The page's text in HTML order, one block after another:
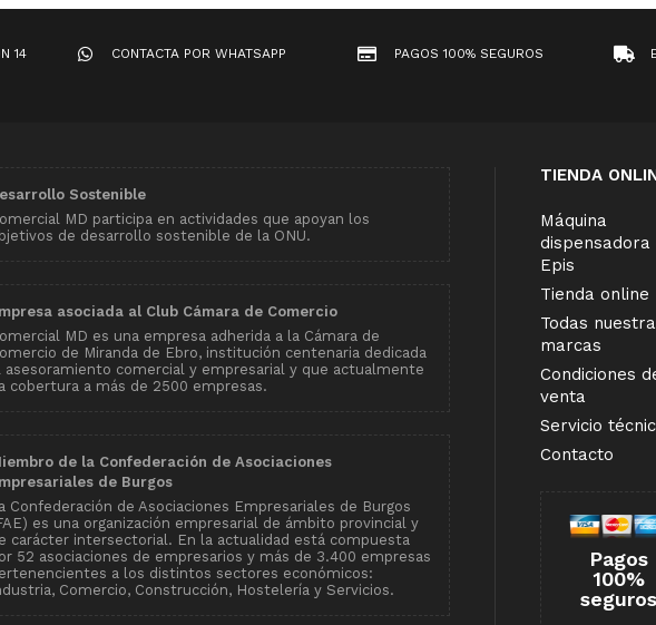
14
CONTACTA POR WHATSAPP PAGOS 100% SEGUROS
Sostenible
MD participa en actividades que apoyan los
de desarrollo sostenible de la ONU.
asociada al Club Cámara de Comercio
MD es una empresa adherida a la Cámara de
de Miranda de Ebro, institución centenaria dedicada
asesoramiento comercial y empresarial y que actualmente
cobertura a más de 2500 empresas.
de la Confederación de Asociaciones
de Burgos
Confederación de Asociaciones Empresariales de Burgos
es una organización empresarial de ámbito provincial y
carácter intersectorial. En la actualidad está compuesta
52 asociaciones de empresarios y más de 3.400 empresas
a los distintos sectores económicos:
Comercio, Construcción, Hostelería y Servicios.
TIENDA
Máquina
dispensadora
Epis
Tienda online
Todas
marcas
Condiciones
venta
Servicio
Contacto
Pagos
100%
seguros